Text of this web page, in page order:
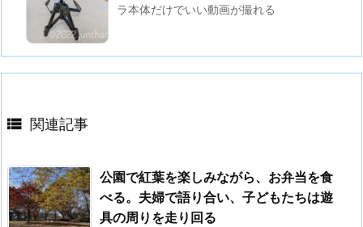
ラ本体だけでいい動画が撮れる
 関連記事
公園で紅葉を楽しみながら、お弁当を食
べる。夫婦で語り合い、子どもたちは遊
具の周りを走り回る